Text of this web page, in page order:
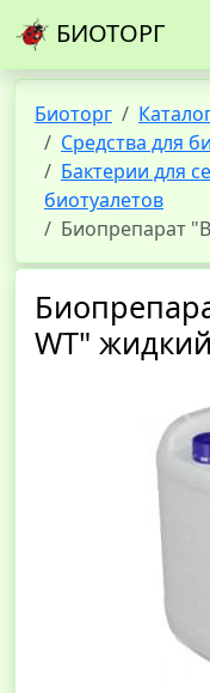
БИОТОРГ
Биоторг
Средства для
Бактерии для
биотуалетов
Биопрепарат
WT" жидкий